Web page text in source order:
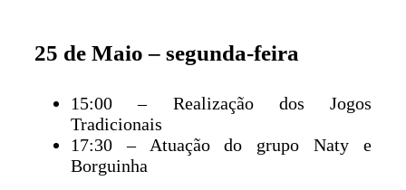
25 de Maio – segunda-feira
15:00 – Realização dos Jogos
Tradicionais
17:30 – Atuação do grupo Naty e
Borguinha